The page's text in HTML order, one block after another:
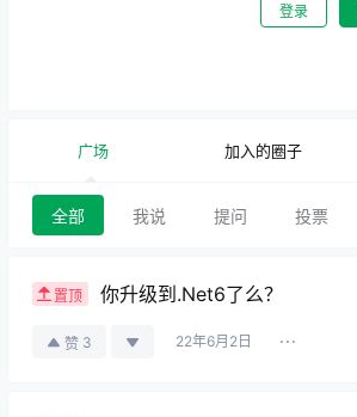
登录
广场 加入的圈子
全部 我说 提问 投票
置顶 你升级到.Net6了么？
赞 3 22年6月2日